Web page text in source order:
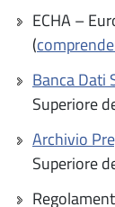
ECHA –
(
Banca Dati
Superiore
Archivio
Superiore